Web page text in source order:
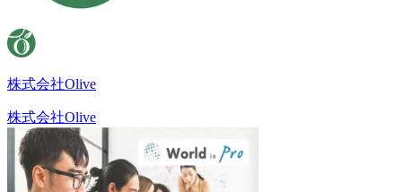
株式会社Olive
株式会社Olive